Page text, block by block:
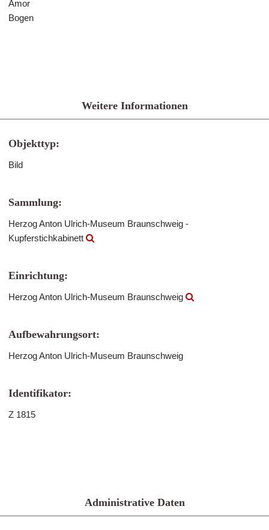
Amor
Bogen
Weitere Informationen
Objekttyp:
Bild
Sammlung:
Herzog Anton Ulrich-Museum Braunschweig -
Kupferstichkabinett
Einrichtung:
Herzog Anton Ulrich-Museum Braunschweig
Aufbewahrungsort:
Herzog Anton Ulrich-Museum Braunschweig
Identifikator:
Z 1815
Administrative Daten